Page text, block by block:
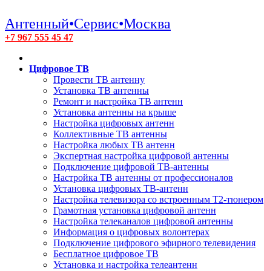
Антенный•Сервис•Москва
+7 967 555 45 47
Цифровое ТВ
Провести ТВ антенну
Установка ТВ антенны
Ремонт и настройка ТВ антенн
Установка антенны на крыше
Настройка цифровых антенн
Коллективные ТВ антенны
Настройка любых ТВ антенн
Экспертная настройка цифровой антенны
Подключение цифровой ТВ-антенны
Настройка ТВ антенны от профессионалов
Установка цифровых ТВ-антенн
Настройка телевизора со встроенным T2-тюнером
Грамотная установка цифровой антенн
Настройка телеканалов цифровой антенны
Информация о цифровых волонтерах
Подключение цифрового эфирного телевидения
Бесплатное цифровое ТВ
Установка и настройка телеантенн